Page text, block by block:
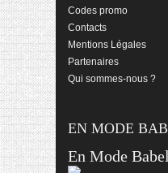
Codes promo
Contacts
Mentions Légales
Partenaires
Qui sommes-nous ?
EN MODE
En Mode